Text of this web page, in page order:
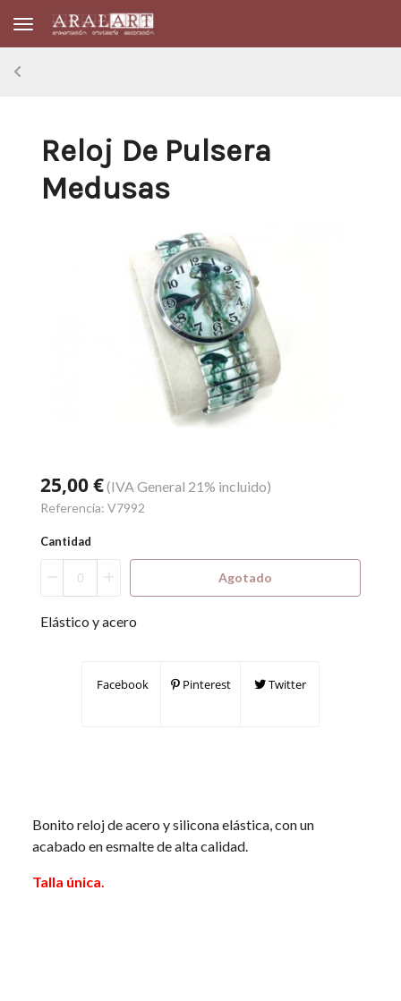
Toggle navigation
Reloj De Pulsera
Medusas
25,00 €(IVA General 21% incluido)
Referencia: V7992
Cantidad
Agotado
Elástico y acero
Facebook Pinterest Twitter
Bonito reloj de acero y silicona elástica, con un
acabado en esmalte de alta calidad.
Talla única.